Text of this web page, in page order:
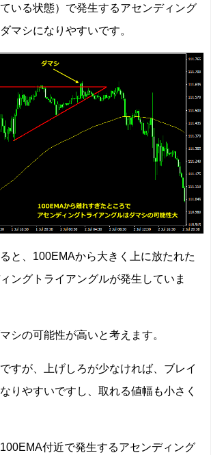
いる状態）で発生するアセンディング
マシになりやすいです。
と、100EMAから大きく上に放たれた
ングトライアングルが発生していま
シの可能性が高いと考えます。
すが、上げしろが少なければ、ブレイ
りやすいですし、取れる値幅も小さく
付近で発生するアセンディング